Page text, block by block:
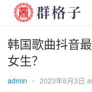
韩国歌曲抖音
女生？
admin • 2023年6月3日